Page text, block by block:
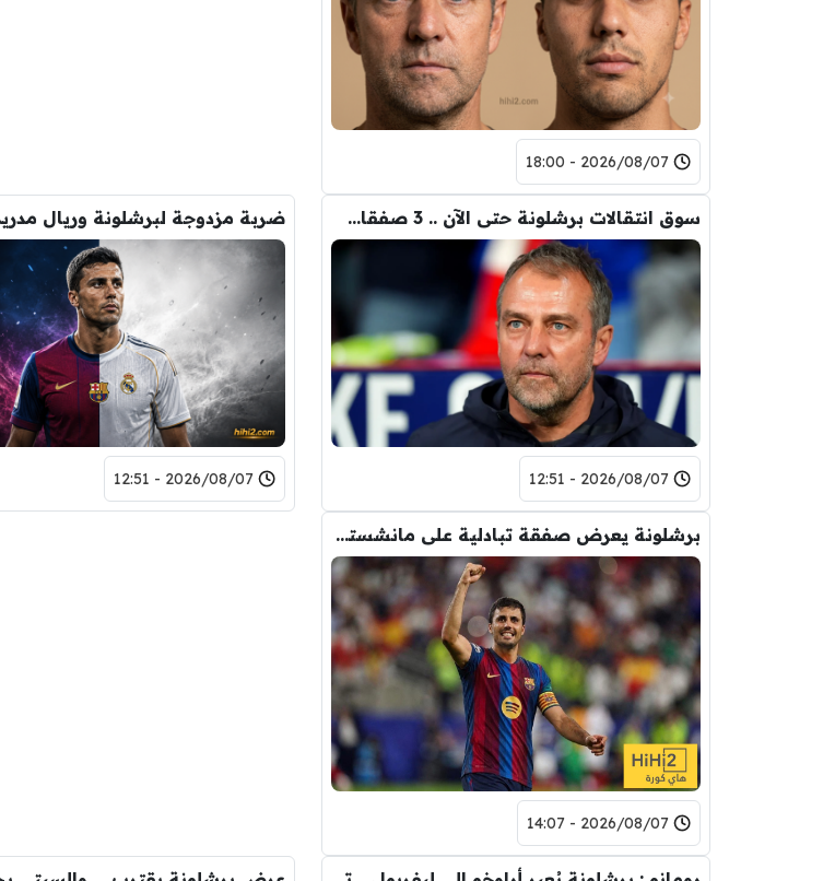
2026/08/07 - 18:00
سوق انتقالات برشلونة حتى الآن .. 3 صفقات و 5 راحلين
2026/08/07 - 12:51
2026/08/07 - 12:51
برشلونة يعرض صفقة تبادلية على مانشستر سيتي
2026/08/07 - 14:07